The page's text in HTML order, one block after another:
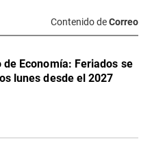
Contenido deCorreo
de Economía: Feriados se
lunes desde el 2027